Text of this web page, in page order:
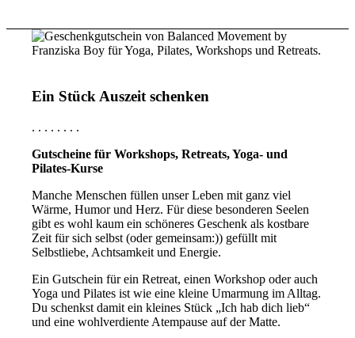
Ein Stück Auszeit schenken
. . . . . . . .
Gutscheine für Workshops, Retreats, Yoga- und
Pilates-Kurse
Manche Menschen füllen unser Leben mit ganz viel
Wärme, Humor und Herz. Für diese besonderen Seelen
gibt es wohl kaum ein schöneres Geschenk als kostbare
Zeit für sich selbst (oder gemeinsam:)) gefüllt mit
Selbstliebe, Achtsamkeit und Energie.
Ein Gutschein für ein Retreat, einen Workshop oder auch
Yoga und Pilates ist wie eine kleine Umarmung im Alltag.
Du schenkst damit ein kleines Stück „Ich hab dich lieb“
und eine wohlverdiente Atempause auf der Matte.